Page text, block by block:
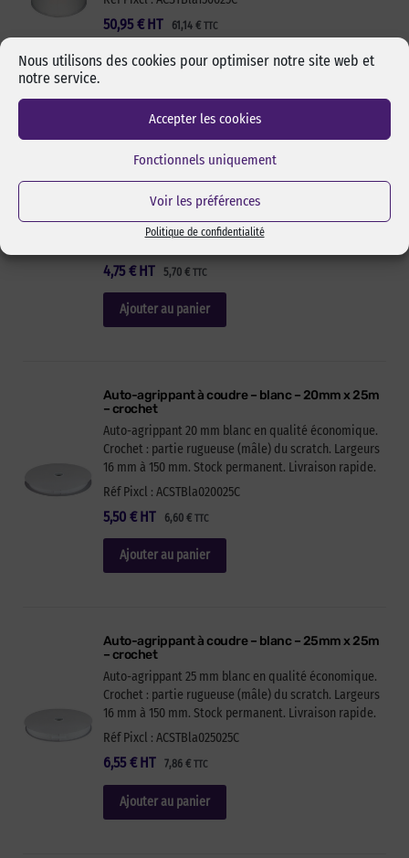
Nous utilisons des cookies pour optimiser notre site web et
notre service.
Accepter les cookies
Fonctionnels uniquement
Voir les préférences
Politique de confidentialité
50,95 € 61,14 €TTC
HT
Ajouter au panier
crochet
Auto-agrippant 16 mm blanc en qualité économique.
Crochet : partie rugueuse (mâle) du scratch. Largeurs
16 mm à 150 mm. Stock permanent. Livraison rapide.
4,75 € 5,70 €TTC
HT
Ajouter au panier
Auto-agrippant à coudre – blanc – 20mm x 25m
– crochet
Auto-agrippant 20 mm blanc en qualité économique.
Crochet : partie rugueuse (mâle) du scratch. Largeurs
16 mm à 150 mm. Stock permanent. Livraison rapide.
Réf Pixcl : ACSTBla020025C
5,50 € 6,60 €TTC
HT
Ajouter au panier
Auto-agrippant à coudre – blanc – 25mm x 25m
– crochet
Auto-agrippant 25 mm blanc en qualité économique.
Crochet : partie rugueuse (mâle) du scratch. Largeurs
16 mm à 150 mm. Stock permanent. Livraison rapide.
Réf Pixcl : ACSTBla025025C
6,55 € 7,86 €TTC
HT
Ajouter au panier